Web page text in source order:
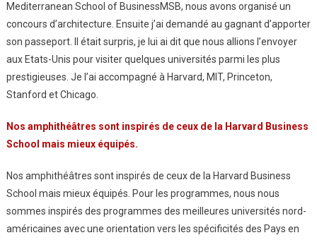
Mediterranean School of BusinessMSB, nous avons organisé un
concours d’architecture. Ensuite j’ai demandé au gagnant d’apporter
son passeport. Il était surpris, je lui ai dit que nous allions l’envoyer
aux Etats-Unis pour visiter quelques universités parmi les plus
prestigieuses. Je l’ai accompagné à Harvard, MIT, Princeton,
Stanford et Chicago.
Nos amphithéâtres sont inspirés de ceux de la Harvard Business
School mais mieux équipés.
Nos amphithéâtres sont inspirés de ceux de la Harvard Business
School mais mieux équipés. Pour les programmes, nous nous
sommes inspirés des programmes des meilleures universités nord-
américaines avec une orientation vers les spécificités des Pays en